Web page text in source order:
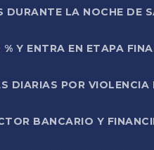
DURANTE LA NOCHE DE
Y ENTRA EN ETAPA
DIARIAS POR VIOLENCIA
BANCARIO Y